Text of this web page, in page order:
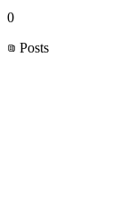
0
Posts